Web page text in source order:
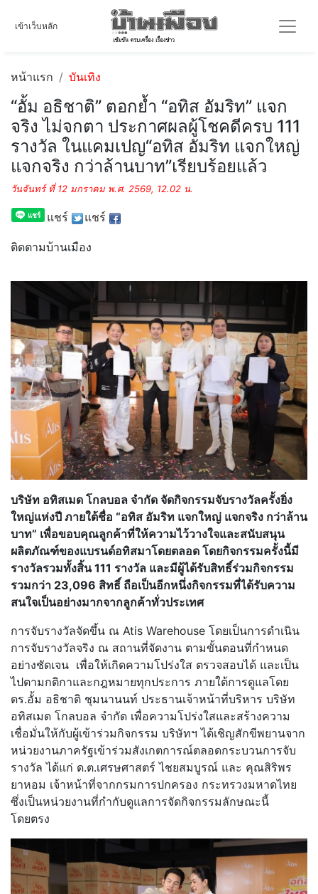
เข้าเว็บหลัก
หน้าแรก บันเทิง
“อั้ม อธิชาติ” ตอกย้ำ “อทิส อัมริท” แจก
จริง ไม่จกตา ประกาศผลผู้โชคดีครบ 111
รางวัล ในแคมเปญ“อทิส อัมริท แจกใหญ่
แจกจริง กว่าล้านบาท”เรียบร้อยแล้ว
วันจันทร์ ที่ 12 มกราคม พ.ศ. 2569, 12.02 น.
แชร์ แชร์
ติดตามบ้านเมือง
บริษัท อทิสเมด โกลบอล จำกัด จัดกิจกรรมจับรางวัลครั้งยิ่ง
ใหญ่แห่งปี ภายใต้ชื่อ “อทิส อัมริท แจกใหญ่ แจกจริง กว่าล้าน
บาท” เพื่อขอบคุณลูกค้าที่ให้ความไว้วางใจและสนับสนุน
ผลิตภัณฑ์ของแบรนด์อทิสมาโดยตลอด โดยกิจกรรมครั้งนี้มี
รางวัลรวมทั้งสิ้น 111 รางวัล และมีผู้ได้รับสิทธิ์ร่วมกิจกรรม
รวมกว่า 23,096 สิทธิ์ ถือเป็นอีกหนึ่งกิจกรรมที่ได้รับความ
สนใจเป็นอย่างมากจากลูกค้าทั่วประเทศ
การจับรางวัลจัดขึ้น ณ Atis Warehouse โดยเป็นการดำเนิน
การจับรางวัลจริง ณ สถานที่จัดงาน ตามขั้นตอนที่กำหนด
อย่างชัดเจน เพื่อให้เกิดความโปร่งใส ตรวจสอบได้ และเป็น
ไปตามกติกาและกฎหมายทุกประการ ภายใต้การดูแลโดย
ดร.อั้ม อธิชาติ ชุมนานนท์ ประธานเจ้าหน้าที่บริหาร บริษัท
อทิสเมด โกลบอล จำกัด เพื่อความโปร่งใสและสร้างความ
เชื่อมั่นให้กับผู้เข้าร่วมกิจกรรม บริษัทฯ ได้เชิญสักขีพยานจาก
หน่วยงานภาครัฐเข้าร่วมสังเกตการณ์ตลอดกระบวนการจับ
รางวัล ได้แก่ ด.ต.เศรษศาสตร์ ไชยสมบูรณ์ และ คุณสิริพร
ยาหอม เจ้าหน้าที่จากกรมการปกครอง กระทรวงมหาดไทย
ซึ่งเป็นหน่วยงานที่กำกับดูแลการจัดกิจกรรมลักษณะนี้
โดยตรง